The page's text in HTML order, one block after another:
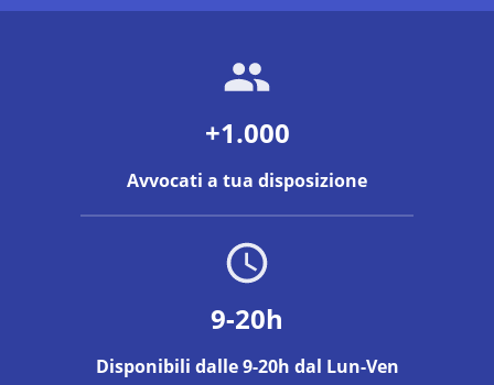
+1.000
Avvocati a tua disposizione
9-20h
Disponibili dalle 9-20h dal Lun-Ven